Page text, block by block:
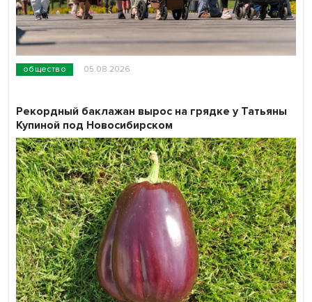
общество 05.08.2026
Рекордный баклажан вырос на грядке у Татьяны
Купиной под Новосибирском